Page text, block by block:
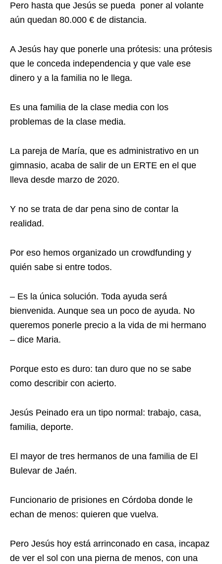
Pero hasta que Jesús se pueda poner al volante
aún quedan 80.000 € de distancia.
A Jesús hay que ponerle una prótesis: una prótesis
que le conceda independencia y que vale ese
dinero y a la familia no le llega.
Es una familia de la clase media con los
problemas de la clase media.
La pareja de María, que es administrativo en un
gimnasio, acaba de salir de un ERTE en el que
lleva desde marzo de 2020.
Y no se trata de dar pena sino de contar la
realidad.
Por eso hemos organizado un crowdfunding y
quién sabe si entre todos.
– Es la única solución. Toda ayuda será
bienvenida. Aunque sea un poco de ayuda. No
queremos ponerle precio a la vida de mi hermano
– dice Maria.
Porque esto es duro: tan duro que no se sabe
como describir con acierto.
Jesús Peinado era un tipo normal: trabajo, casa,
familia, deporte.
El mayor de tres hermanos de una familia de El
Bulevar de Jaén.
Funcionario de prisiones en Córdoba donde le
echan de menos: quieren que vuelva.
Pero Jesús hoy está arrinconado en casa, incapaz
de ver el sol con una pierna de menos, con una